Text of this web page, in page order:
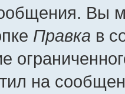
Вы
Правка в
на